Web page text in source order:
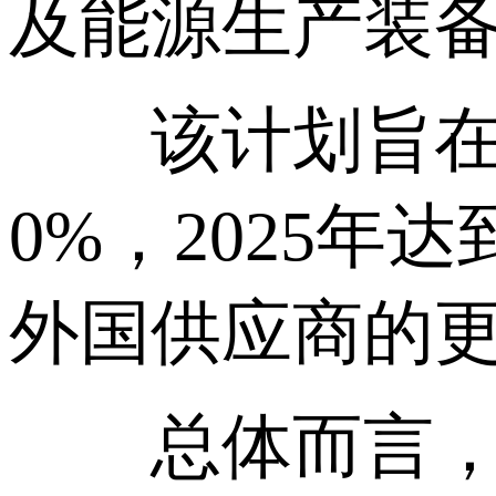
及能源生产装
该计划旨在
0%，2025年
外国供应商的
总体而言，